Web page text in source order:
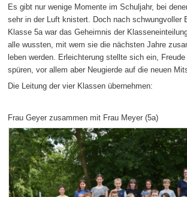
Es gibt nur wenige Momente im Schuljahr, bei
sehr in der Luft knistert. Doch nach schwungvoller
Klasse 5a war das Geheimnis der
alle wussten, mit wem sie die nächsten Jahre
leben werden. Erleichterung stellte sich ein,
spüren, vor allem aber Neugierde auf die neuen
Die Leitung der vier Klassen übernehmen:
Frau Geyer zusammen mit Frau Meyer (5a)